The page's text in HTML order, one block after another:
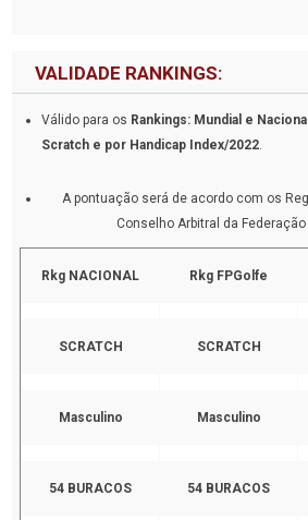
VALIDADE RANKINGS:
Válido para os Rankings: Mundial e Nacional
Scratch e por Handicap Index/2022.
A pontuação será de acordo com os
Conselho Arbitral da
Rkg NACIONAL Rkg FPGolfe
SCRATCH SCRATCH
Masculino Masculino
54 BURACOS 54 BURACOS